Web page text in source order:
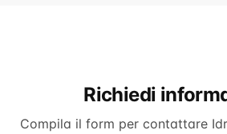
Richiedi
Compila il form per contattare